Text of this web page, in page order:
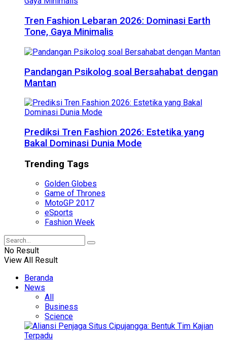
Tren Fashion Lebaran 2026: Dominasi Earth
Tone, Gaya Minimalis
Pandangan Psikolog soal Bersahabat dengan
Mantan
Prediksi Tren Fashion 2026: Estetika yang
Bakal Dominasi Dunia Mode
Trending Tags
Golden Globes
Game of Thrones
MotoGP 2017
eSports
Fashion Week
No Result
View All Result
Beranda
News
All
Business
Science